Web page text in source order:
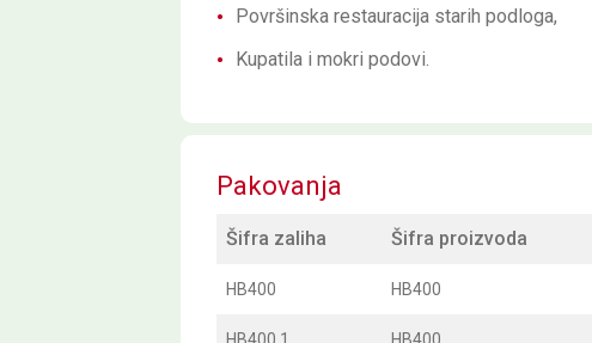
Površinska restauracija starih podloga,
Kupatila i mokri podovi.
Pakovanja
Šifra zaliha Šifra proizvoda
HB400 HB400